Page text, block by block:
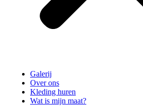
Galerij
Over ons
Kleding huren
Wat is mijn maat?